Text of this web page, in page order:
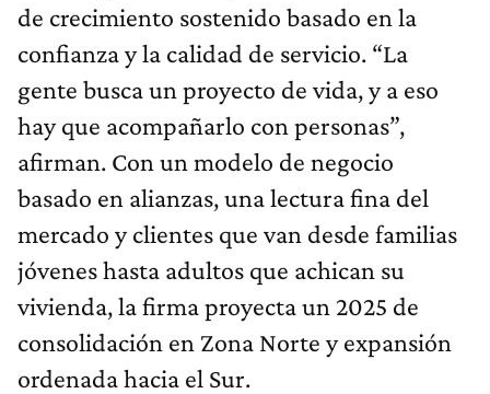
de crecimiento sostenido basado en la
confianza y la calidad de servicio. “La
gente busca un proyecto de vida, y a eso
hay que acompañarlo con personas”,
afirman. Con un modelo de negocio
basado en alianzas, una lectura fina del
mercado y clientes que van desde familias
jóvenes hasta adultos que achican su
vivienda, la firma proyecta un 2025 de
consolidación en Zona Norte y expansión
ordenada hacia el Sur.